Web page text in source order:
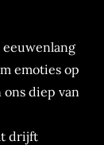
emoties op
diep van
drijft